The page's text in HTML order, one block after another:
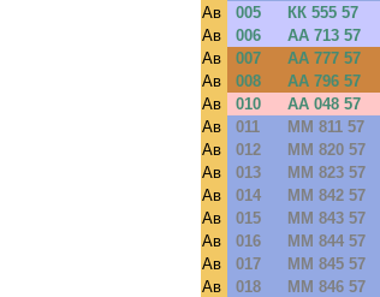
Ав
005 КК 555 57
Ав
006 АА 713 57
Ав
007 АА 777 57
Ав
008 АА 796 57
Ав
010 АА 048 57
Ав
011 ММ 811 57
Ав
012 ММ 820 57
Ав
013 ММ 823 57
Ав
014 ММ 842 57
Ав
015 ММ 843 57
Ав
016 ММ 844 57
Ав
017 ММ 845 57
Ав
018 ММ 846 57